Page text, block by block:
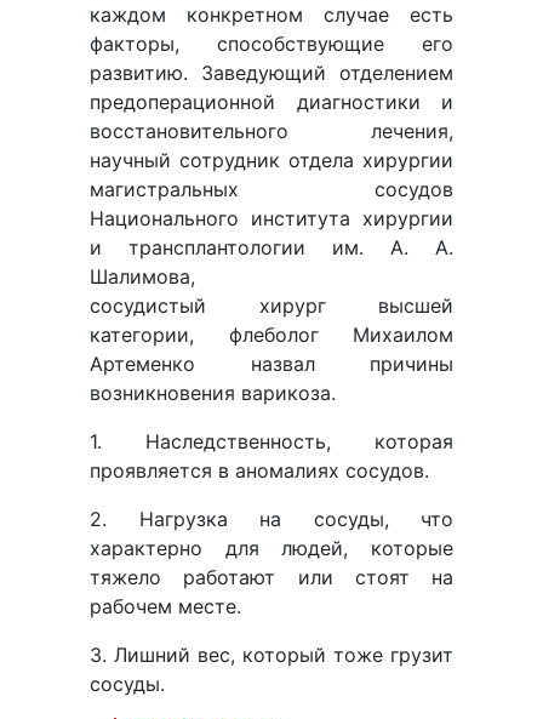
каждом конкретном случае есть
факторы, способствующие его
развитию. Заведующий отделением
предоперационной диагностики и
восстановительного лечения,
научный сотрудник отдела хирургии
магистральных сосудов
Национального института хирургии
и трансплантологии им. А. А.
Шалимова,
сосудистый хирург высшей
категории, флеболог Михаилом
Артеменко назвал причины
возникновения варикоза.
1. Наследственность, которая
проявляется в аномалиях сосудов.
2. Нагрузка на сосуды, что
характерно для людей, которые
тяжело работают или стоят на
рабочем месте.
3. Лишний вес, который тоже грузит
сосуды.